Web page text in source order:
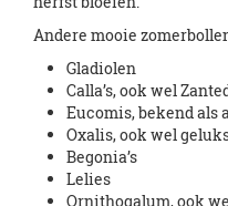
Andere mooie
Gladiolen
Calla’s, ook wel
Eucomis, bekend als
Oxalis, ook wel
Begonia’s
Lelies
Ornithogalum, ook